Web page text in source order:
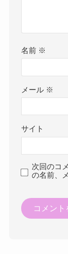
名前 ※
メール ※
サイト
次回のコ
の名前、